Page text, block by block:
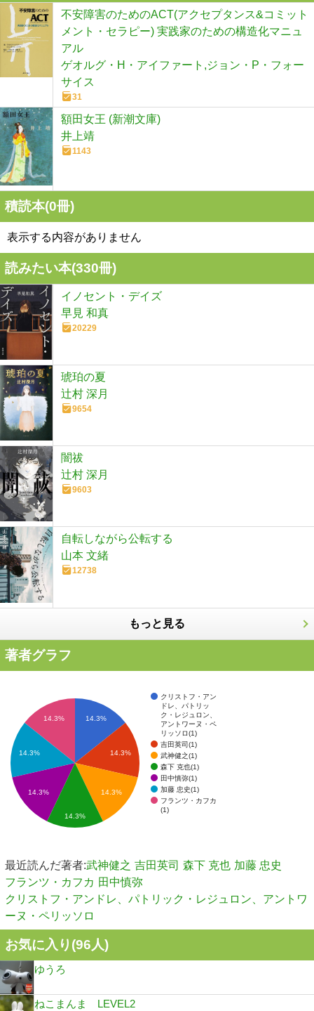
不安障害のためのACT(アクセプタンス&コミット
メント・セラピー) 実践家のための構造化マニュ
アル
ゲオルグ・H・アイファート,ジョン・P・フォー
サイス
31
額田女王 (新潮文庫)
井上靖
1143
積読本(0冊)
表示する内容がありません
読みたい本(330冊)
イノセント・デイズ
早見 和真
20229
琥珀の夏
辻村 深月
9654
闇祓
辻村 深月
9603
自転しながら公転する
山本 文緒
12738
もっと見る
著者グラフ
クリストフ・アン
ドレ、パトリッ
ク・レジュロン、
アントワーヌ・ペ
リッソロ(1)
吉田英司(1)
武神健之(1)
森下 克也(1)
田中慎弥(1)
加藤 忠史(1)
フランツ・カフカ
(1)
14.3%
14.3%
14.3%
14.3%
14.3%
14.3%
14.3%
最近読んだ著者:武神健之 吉田英司 森下 克也 加藤 忠史
フランツ・カフカ 田中慎弥
クリストフ・アンドレ、パトリック・レジュロン、アントワ
ーヌ・ペリッソロ
お気に入り(96人)
ゆうろ
ねこまんま LEVEL2